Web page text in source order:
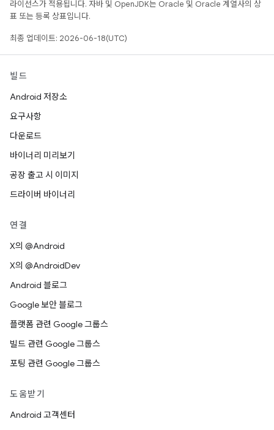
라이선스가 적용됩니다. 자바 및 OpenJDK는 Oracle 및 Oracle 계열사의 상
표 또는 등록 상표입니다.
최종 업데이트: 2026-06-18(UTC)
빌드
Android 저장소
요구사항
다운로드
바이너리 미리보기
공장 출고 시 이미지
드라이버 바이너리
연결
X의 @Android
X의 @AndroidDev
Android 블로그
Google 보안 블로그
플랫폼 관련 Google 그룹스
빌드 관련 Google 그룹스
포팅 관련 Google 그룹스
도움받기
Android 고객센터